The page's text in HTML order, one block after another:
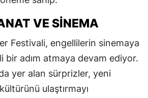
VE SINEMA
Festivali, engellilerin sinemaya
bir adım atmaya devam ediyor.
yer alan sürprizler, yeni
ulaştırmayı